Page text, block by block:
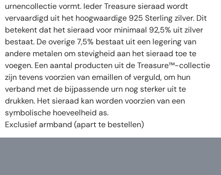
urnencollectie vormt. Ieder Treasure sieraad wordt
vervaardigd uit het hoogwaardige 925 Sterling zilver. Dit
betekent dat het sieraad voor minimaal 92,5% uit zilver
bestaat. De overige 7,5% bestaat uit een legering van
andere metalen om stevigheid aan het sieraad toe te
voegen. Een aantal producten uit de Treasure™-collectie
zijn tevens voorzien van emaillen of verguld, om hun
verband met de bijpassende urn nog sterker uit te
drukken. Het sieraad kan worden voorzien van een
symbolische hoeveelheid as.
Exclusief armband (apart te bestellen)